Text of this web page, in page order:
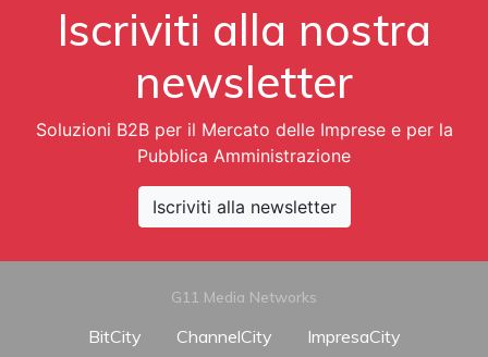
Iscriviti alla nostra
newsletter
Soluzioni B2B per il Mercato delle Imprese e per la
Pubblica Amministrazione
Iscriviti alla newsletter
G11 Media Networks
BitCity ChannelCity
ImpresaCity